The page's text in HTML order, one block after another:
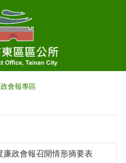
會報專區
廉政會報召開情形摘要表